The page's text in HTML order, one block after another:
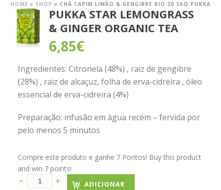
HOME » SHOP » CHÁ CAPIM LIMÃO & GENGIBRE BIO 20 SAQ PUKKA
PUKKA STAR LEMONGRASS
& GINGER ORGANIC TEA
6,85€
Ingredientes: Citronela (48%) , raiz de gengibre
(28%) , raiz de alcaçuz, folha de erva-cidreira , óleo
essencial de erva-cidreira (4%)
Preparação: infusão em água recém – fervida por
pelo menos 5 minutos
Compre este produto e ganhe 7 Pontos! Buy this product
and win 7 points!
ADICIONAR